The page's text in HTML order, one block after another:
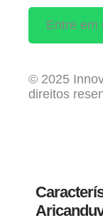
Entre em
© 2025
direitos